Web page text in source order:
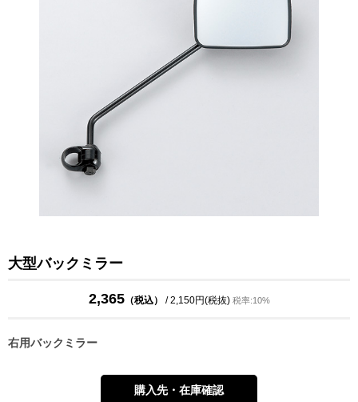
大型バックミラー
2,365（税込） / 2,150円(税抜) 税率:10%
右用バックミラー
購入先・在庫確認